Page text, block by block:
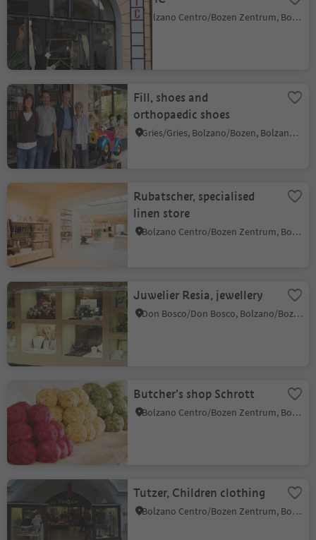
Bolzano Centro/Bozen Zentrum, Bolzano/Bozen, Bolzano/Bozen and environs
Fill, shoes and
orthopaedic shoes
Gries/Gries, Bolzano/Bozen, Bolzano/Bozen and environs
Rubatscher, specialised
linen store
Bolzano Centro/Bozen Zentrum, Bolzano/Bozen, Bolzano/Bozen and environs
Juwelier Resia, jewellery
Don Bosco/Don Bosco, Bolzano/Bozen, Bolzano/Bozen and environs
Butcher's shop Schrott
Bolzano Centro/Bozen Zentrum, Bolzano/Bozen, Bolzano/Bozen and environs
Tutzer, Children clothing
Bolzano Centro/Bozen Zentrum, Bolzano/Bozen, Bolzano/Bozen and environs